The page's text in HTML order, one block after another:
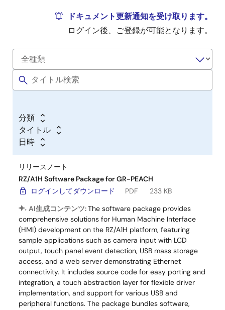
TOPPERS/ASP on GR-PEACH- オープンソースなリ
お問合せE-mail
gadget_renesas@lm.renesas.com
ボード購入について
ITストア GR-PEACH、AUDIO CAMERAシールド、
4.3インチLCDシールド
株式会社 秋月電子通商 GR-PEACH-FULL
株式会社 秋月電子通商 GR-PEACH-AUDIO
CAMERA シールド
株式会社 チップワンストップ
株式会社 若松通商 GR-PEACH-FULL
株式会社 若松通商 GR-PEACH
ドキュメント更新通知を受け取ります。
ログイン後、ご登録が可能となります。
分類
タイトル
日時
リリースノート
RZ/A1H Software Package for GR-PEACH
ログインしてダウンロード
PDF
233 KB
AI生成コンテンツ:The software package provides
comprehensive solutions for Human Machine Interface
(HMI) development on the RZ/A1H platform, featuring
sample applications such as camera input with LCD
output, touch panel event detection, USB mass storage
access, and a web server demonstrating Ethernet
connectivity. It includes source code for easy porting and
integration, a touch abstraction layer for flexible driver
implementation, and support for various USB and
peripheral functions. The package bundles software,